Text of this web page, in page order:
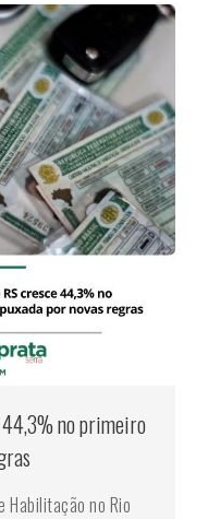
44,3% no primeiro
Habilitação no Rio